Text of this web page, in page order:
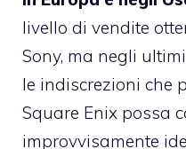
livello di vendite
Sony, ma negli
le indiscrezioni che
Square Enix possa
improvvisamente